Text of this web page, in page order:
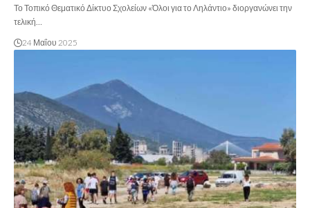
Το Τοπικό Θεματικό Δίκτυο Σχολείων «Όλοι για το Ληλάντιο» διοργανώνει την
τελική…
24 Μαΐου 2025